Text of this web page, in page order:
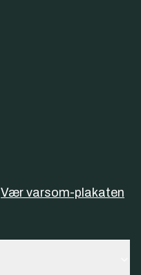
Vær varsom-plakaten